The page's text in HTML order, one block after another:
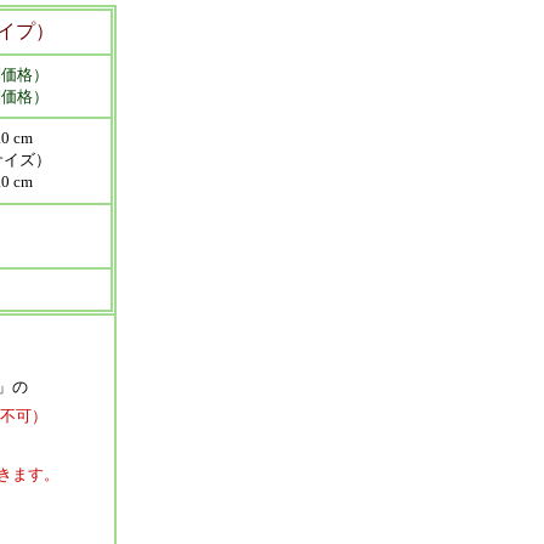
プ）
格）
格）
cm
）
cm
の
可）
ます。